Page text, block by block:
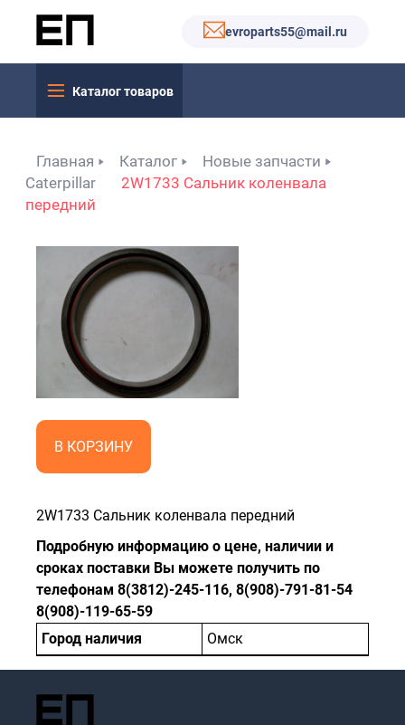
evroparts55@mail.ru
Каталог товаров
Главная Каталог
Новые запчасти
Caterpillar
2W1733 Сальник коленвала
передний
В КОРЗИНУ
2W1733 Сальник коленвала передний
Подробную информацию о цене, наличии и
сроках поставки Вы можете получить по
телефонам 8(3812)-245-116, 8(908)-791-81-54
8(908)-119-65-59
Город наличия
Омск